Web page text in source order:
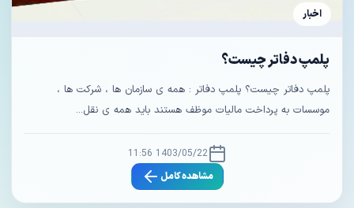
اخبار
پلمپ دفاتر چیست؟
پلمپ دفاتر چیست؟ پلمپ دفاتر : همه ی سازمان‌ ها ، شرکت‌ ها ،
موسسات به پرداخت مالیات موظف هستند باید همه ی نقل‌...
1403/05/22 11:56
مشاهده کامل